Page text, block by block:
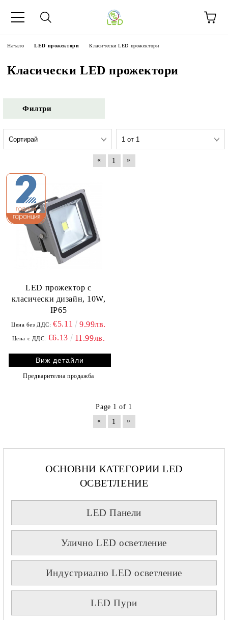
Начало LED прожектори Класически LED прожектори
Класически LED прожектори
Филтри
« 1 »
LED прожектор с
класически дизайн, 10W,
IP65
Цена без ДДС: €5.11 9.99лв.
Цена с ДДС: €6.13 11.99лв.
Виж детайли
Предварителна продажба
Page 1 of 1
«
1 »
ОСНОВНИ КАТЕГОРИИ LED
ОСВЕТЛЕНИЕ
LED Панели
Улично LED осветление
Индустриално LED осветление
LED Пури